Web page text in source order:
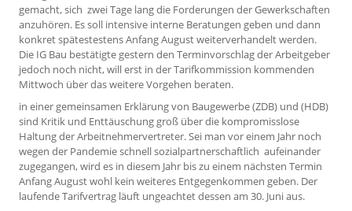
gemacht, sich zwei Tage lang die Forderungen der Gewerkschaften
anzuhören. Es soll intensive interne Beratungen geben und dann
konkret spätestestens Anfang August weiterverhandelt werden.
Die IG Bau bestätigte gestern den Terminvorschlag der Arbeitgeber
jedoch noch nicht, will erst in der Tarifkommission kommenden
Mittwoch über das weitere Vorgehen beraten.
in einer gemeinsamen Erklärung von Baugewerbe (ZDB) und (HDB)
sind Kritik und Enttäuschung groß über die kompromisslose
Haltung der Arbeitnehmervertreter. Sei man vor einem Jahr noch
wegen der Pandemie schnell sozialpartnerschaftlich aufeinander
zugegangen, wird es in diesem Jahr bis zu einem nächsten Termin
Anfang August wohl kein weiteres Entgegenkommen geben. Der
laufende Tarifvertrag läuft ungeachtet dessen am 30. Juni aus.